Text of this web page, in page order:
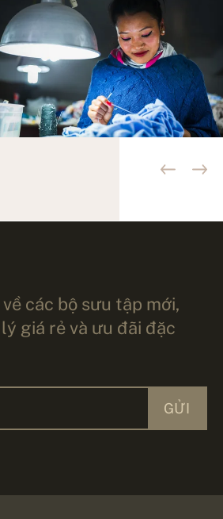
các bộ sưu tập mới,
giá rẻ và ưu đãi đặc
GỬI